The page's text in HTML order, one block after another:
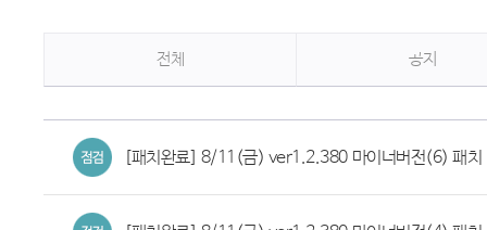
전체 공지
[패치완료] 8/11(금) ver1.2.380 마이너버전(6) 패